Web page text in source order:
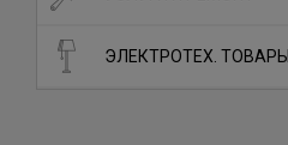
ЭЛЕКТРОТЕХ. ТОВАРЫ